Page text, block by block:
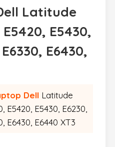
Latitude
E5430,
E6430,
Dell Latitude
E5420, E5430, E6230,
E6430, E6440 XT3